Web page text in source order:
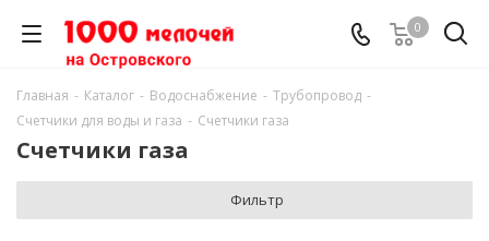
0
Главная - Каталог - Водоснабжение - Трубопровод -
Счетчики для воды и газа - Счетчики газа
Счетчики газа
Фильтр